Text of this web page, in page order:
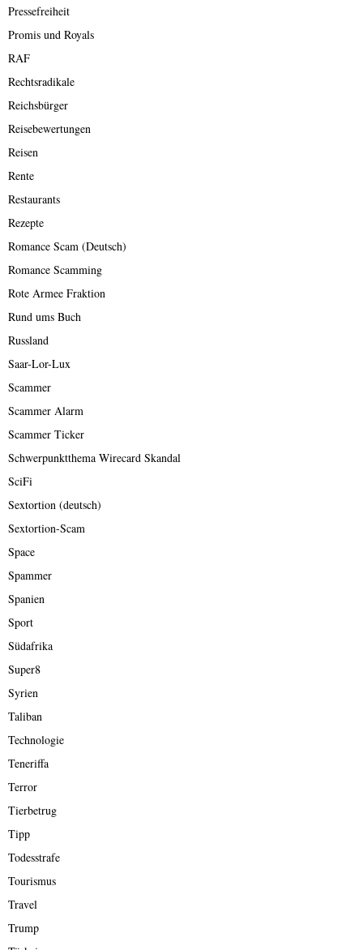
Pressefreiheit
Promis und Royals
RAF
Rechtsradikale
Reichsbürger
Reisebewertungen
Reisen
Rente
Restaurants
Rezepte
Romance Scam (Deutsch)
Romance Scamming
Rote Armee Fraktion
Rund ums Buch
Russland
Saar-Lor-Lux
Scammer
Scammer Alarm
Scammer Ticker
Schwerpunktthema Wirecard Skandal
SciFi
Sextortion (deutsch)
Sextortion-Scam
Space
Spammer
Spanien
Sport
Südafrika
Super8
Syrien
Taliban
Technologie
Teneriffa
Terror
Tierbetrug
Tipp
Todesstrafe
Tourismus
Travel
Trump